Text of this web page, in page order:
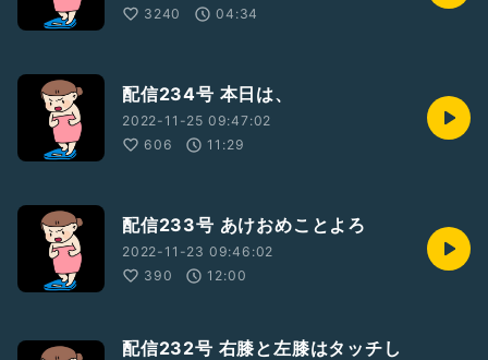
3240
04:34
配信234号 本日は、
2022-11-25 09:47:02
606
11:29
配信233号 あけおめことよろ
2022-11-23 09:46:02
390
12:00
配信232号 右膝と左膝はタッチし